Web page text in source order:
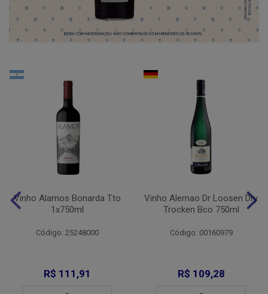
Vinho Alamos Bonarda Tto
1x750ml
Código: 25248000
R$ 111,91
Vinho Alemao Dr Loosen Dry
Trocken Bco 750ml
Código: 00160979
R$ 109,28